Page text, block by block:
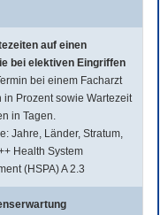
auf einen
bei elektiven Eingriffen
bei einem Facharzt
Prozent sowie Wartezeit
in Tagen.
Jahre, Länder, Stratum,
Health System
(HSPA) A 2.3